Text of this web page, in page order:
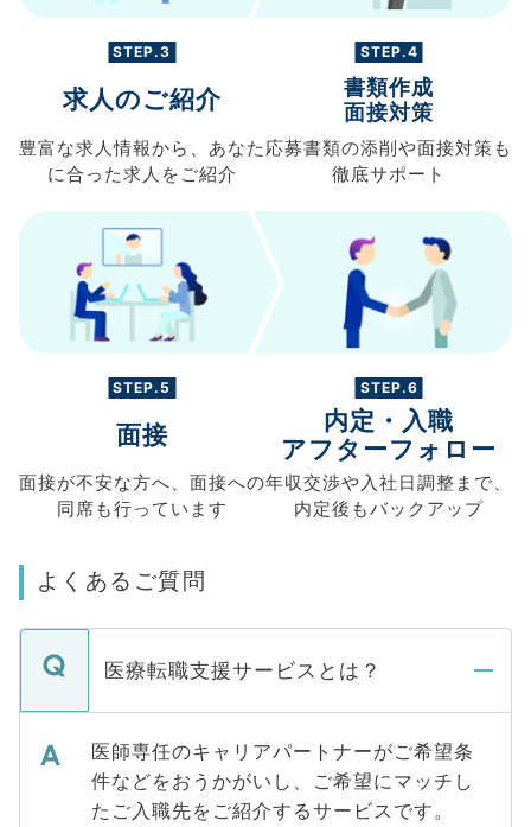
STEP.3
求人のご紹介
豊富な求人情報から、 あなた
に合った求人を ご紹介
STEP.4
書類作成
面接対策
応募書類の添削や面接対策も
徹底サポート
STEP.5
面接
面接が不安な方へ、 面接への
同席も行っています
STEP.6
内定・入職
アフターフォロー
年収交渉や入社日調整まで、
内定後もバックアップ
よくあるご質問
医療転職支援サービスとは？
医師専任のキャリアパートナーがご希望条
件などをおうかがいし、ご希望にマッチし
たご入職先をご紹介するサービスです。